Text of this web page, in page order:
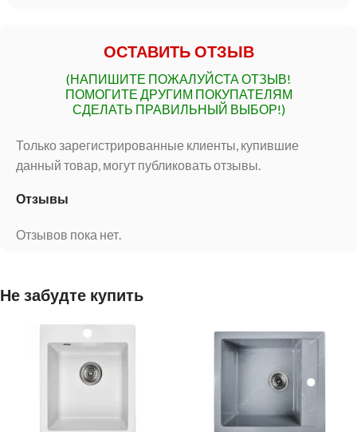
ОСТАВИТЬ ОТЗЫВ
(НАПИШИТЕ ПОЖАЛУЙСТА ОТЗЫВ!
ПОМОГИТЕ ДРУГИМ ПОКУПАТЕЛЯМ
СДЕЛАТЬ ПРАВИЛЬНЫЙ ВЫБОР!)
Отзывы
Отзывов пока нет.
Только зарегистрированные клиенты, купившие
данный товар, могут публиковать отзывы.
Не забудте купить